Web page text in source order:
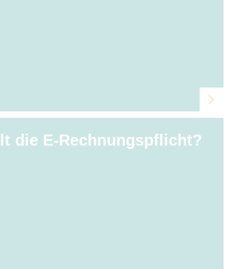
die E-Rechnungspflicht?